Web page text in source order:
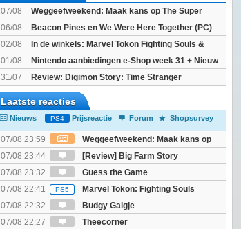
07/08
Weggeefweekend: Maak kans op The Super
Mario Galaxy movie (2x)!
06/08
Beacon Pines en We Were Here Together (PC)
Gratis
02/08
In de winkels: Marvel Tokon Fighting Souls &
Beast of Reincarnation
01/08
Nintendo aanbiedingen e-Shop week 31 + Nieuw
voor Switch 2
31/07 Review: Digimon Story: Time Stranger
Laatste reacties
Nieuws PS4 Prijsreactie Forum Shopsurvey
07/08 23:59
Weggeefweekend: Maak kans op
The Super Mario Galaxy movie (2x)!
07/08 23:44
[Review] Big Farm Story
(uitgespeeld op SteamDeck)
07/08 23:32
Guess the Game
07/08 22:41
PS5
Marvel Tokon: Fighting Souls
07/08 22:32
Budgy Galgje
07/08 22:27
Theecorner